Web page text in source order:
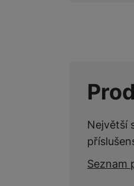
Největší
Seznam